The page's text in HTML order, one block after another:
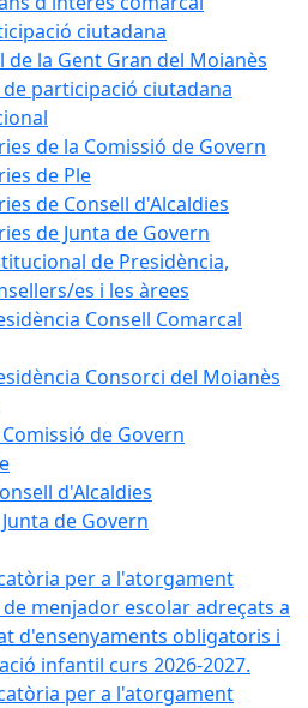
ciutadana
de la Gent Gran del Moianès
participació ciutadana
de la Comissió de Govern
de Ple
de Consell d'Alcaldies
de Junta de Govern
de Presidència,
es i les àrees
Consell Comarcal
Consorci del Moianès
de Govern
d'Alcaldies
de Govern
per a l'atorgament
menjador escolar adreçats a
d'ensenyaments obligatoris i
infantil curs 2026-2027.
per a l'atorgament